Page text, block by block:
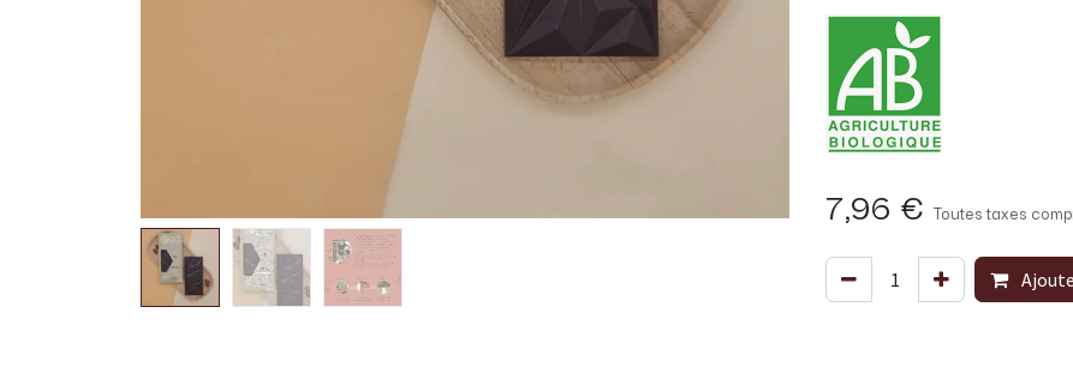
7,96 € Toutes taxes